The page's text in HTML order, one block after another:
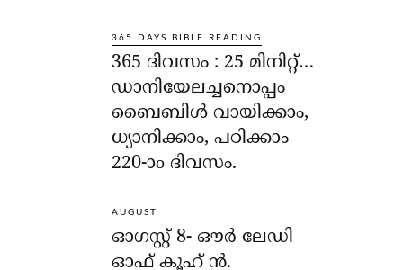
365 DAYS BIBLE READING
365 ദിവസം : 25 മിനിറ്റ്…
ഡാനിയേലച്ചനൊപ്പം
ബൈബിൾ വായിക്കാം,
ധ്യാനിക്കാം, പഠിക്കാം
220-ാo ദിവസം.
AUGUST
ഓഗസ്റ്റ് 8- ഔര്‍ ലേഡി
ഓഫ് കൂഹ് ന്‍.